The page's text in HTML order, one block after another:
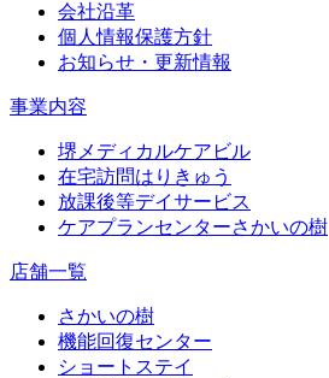
会社沿革
個人情報保護方針
お知らせ・更新情報
事業内容
堺メディカルケアビル
在宅訪問はりきゅう
放課後等デイサービス
ケアプランセンターさかいの樹
店舗一覧
さかいの樹
機能回復センター
ショートステイ